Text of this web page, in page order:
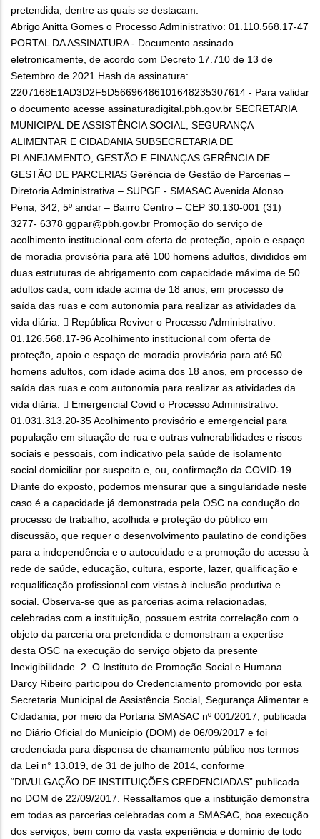
pretendida, dentre as quais se destacam:
Abrigo Anitta Gomes o Processo Administrativo: 01.110.568.17-47
PORTAL DA ASSINATURA - Documento assinado
eletronicamente, de acordo com Decreto 17.710 de 13 de
Setembro de 2021 Hash da assinatura:
2207168E1AD3D2F5D56696486101648235307614 - Para validar
o documento acesse assinaturadigital.pbh.gov.br SECRETARIA
MUNICIPAL DE ASSISTÊNCIA SOCIAL, SEGURANÇA
ALIMENTAR E CIDADANIA SUBSECRETARIA DE
PLANEJAMENTO, GESTÃO E FINANÇAS GERÊNCIA DE
GESTÃO DE PARCERIAS Gerência de Gestão de Parcerias –
Diretoria Administrativa – SUPGF - SMASAC Avenida Afonso
Pena, 342, 5º andar – Bairro Centro – CEP 30.130-001 (31)
3277- 6378 ggpar@pbh.gov.br Promoção do serviço de
acolhimento institucional com oferta de proteção, apoio e espaço
de moradia provisória para até 100 homens adultos, divididos em
duas estruturas de abrigamento com capacidade máxima de 50
adultos cada, com idade acima de 18 anos, em processo de
saída das ruas e com autonomia para realizar as atividades da
vida diária.  República Reviver o Processo Administrativo:
01.126.568.17-96 Acolhimento institucional com oferta de
proteção, apoio e espaço de moradia provisória para até 50
homens adultos, com idade acima dos 18 anos, em processo de
saída das ruas e com autonomia para realizar as atividades da
vida diária.  Emergencial Covid o Processo Administrativo:
01.031.313.20-35 Acolhimento provisório e emergencial para
população em situação de rua e outras vulnerabilidades e riscos
sociais e pessoais, com indicativo pela saúde de isolamento
social domiciliar por suspeita e, ou, confirmação da COVID-19.
Diante do exposto, podemos mensurar que a singularidade neste
caso é a capacidade já demonstrada pela OSC na condução do
processo de trabalho, acolhida e proteção do público em
discussão, que requer o desenvolvimento paulatino de condições
para a independência e o autocuidado e a promoção do acesso à
rede de saúde, educação, cultura, esporte, lazer, qualificação e
requalificação profissional com vistas à inclusão produtiva e
social. Observa-se que as parcerias acima relacionadas,
celebradas com a instituição, possuem estrita correlação com o
objeto da parceria ora pretendida e demonstram a expertise
desta OSC na execução do serviço objeto da presente
Inexigibilidade. 2. O Instituto de Promoção Social e Humana
Darcy Ribeiro participou do Credenciamento promovido por esta
Secretaria Municipal de Assistência Social, Segurança Alimentar e
Cidadania, por meio da Portaria SMASAC nº 001/2017, publicada
no Diário Oficial do Município (DOM) de 06/09/2017 e foi
credenciada para dispensa de chamamento público nos termos
da Lei n° 13.019, de 31 de julho de 2014, conforme
“DIVULGAÇÃO DE INSTITUIÇÕES CREDENCIADAS” publicada
no DOM de 22/09/2017. Ressaltamos que a instituição demonstra
em todas as parcerias celebradas com a SMASAC, boa execução
dos serviços, bem como da vasta experiência e domínio de todo